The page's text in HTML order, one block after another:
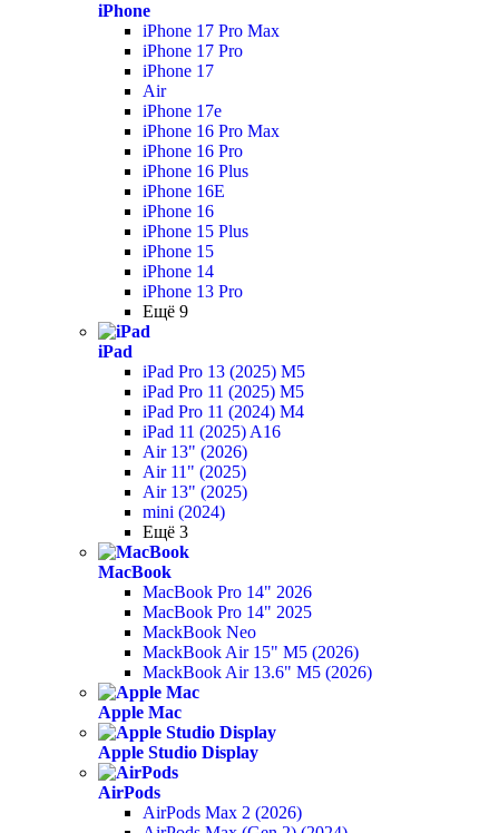
iPhone
iPhone 17 Pro Max
iPhone 17 Pro
iPhone 17
Air
iPhone 17e
iPhone 16 Pro Max
iPhone 16 Pro
iPhone 16 Plus
iPhone 16E
iPhone 16
iPhone 15 Plus
iPhone 15
iPhone 14
iPhone 13 Pro
Ещё 9
iPad
iPad Pro 13 (2025) M5
iPad Pro 11 (2025) M5
iPad Pro 11 (2024) M4
iPad 11 (2025) A16
Air 13" (2026)
Air 11" (2025)
Air 13" (2025)
mini (2024)
Ещё 3
MacBook
MacBook Pro 14" 2026
MacBook Pro 14" 2025
MackBook Neo
MackBook Air 15" M5 (2026)
MackBook Air 13.6" M5 (2026)
Apple Mac
Apple Studio Display
AirPods
AirPods Max 2 (2026)